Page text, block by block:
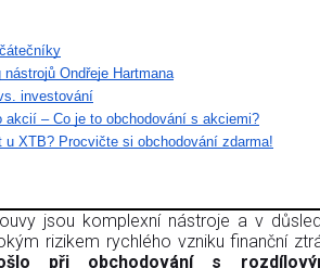
nástrojů Ondřeje Hartmana
investování
akcií – Co je to obchodování s akciemi?
u XTB? Procvičte si obchodování zdarma!
jsou komplexní nástroje a v
rizikem rychlého vzniku finanční
při obchodování s